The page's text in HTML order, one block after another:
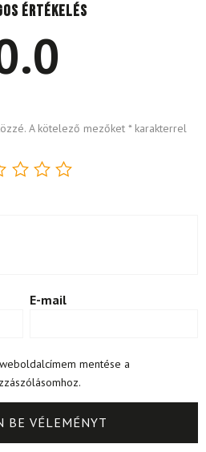
értékelés
A kötelező mezőket *karakterrel
E-mail
mentése a